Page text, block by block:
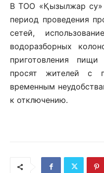
В ТОО «Қызылжар су»
период проведения
сетей,
водоразборных
приготовления
просят жителей с
временным
к отключению.